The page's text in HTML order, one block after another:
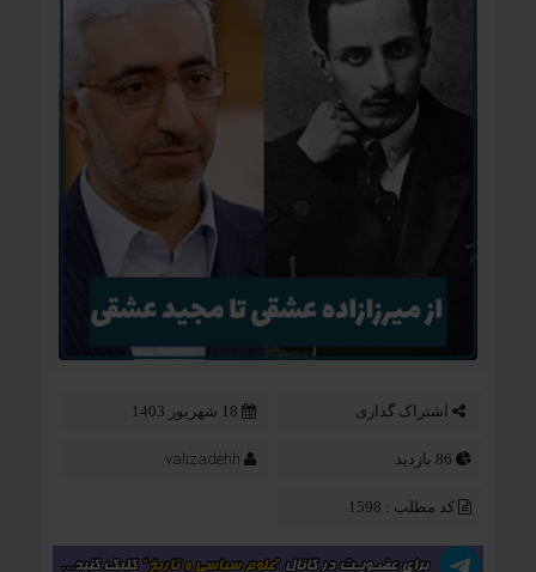
اشتراک گذاری 18 شهریور 1403
valizadehh
کد مطلب : 1598